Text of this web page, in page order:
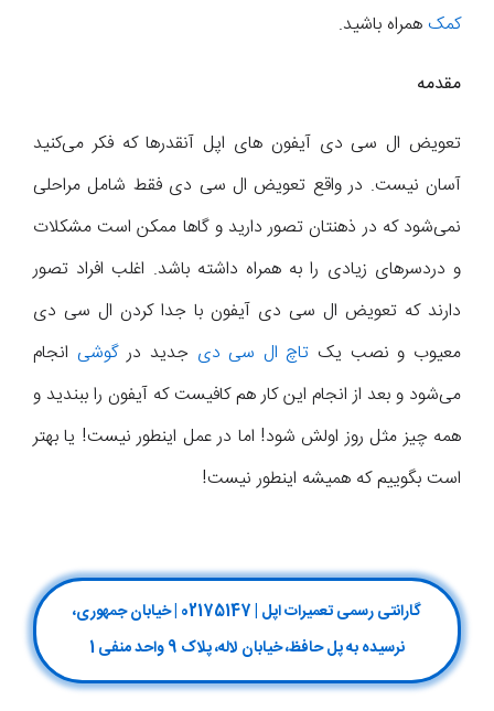
کمکهمراه باشید.
مقدمه
تعویض ال سی دی آیفون های اپل آنقدرها که فکر می‌کنید
آسان نیست. در واقع تعویض ال سی دی فقط شامل مراحلی
نمی‌شود که در ذهنتان تصور دارید و گاها ممکن است مشکلات
و دردسرهای زیادی را به همراه داشته باشد. اغلب افراد تصور
دارند که تعویض ال سی دی آیفون با جدا کردن ال سی دی
معیوب و نصب یک تاچ ال سی دی جدید درگوشی انجام
می‌شود و بعد از انجام این کار هم کافیست که آیفون را ببندید و
همه چیز مثل روز اولش شود! اما در عمل اینطور نیست! یا بهتر
است بگوییم که همیشه اینطور نیست!
گارانتی رسمی تعمیرات اپل | 02175147 | خیابان جمهوری،
نرسیده به پل حافظ، خیابان لاله، پلاک 9 واحد منفی 1